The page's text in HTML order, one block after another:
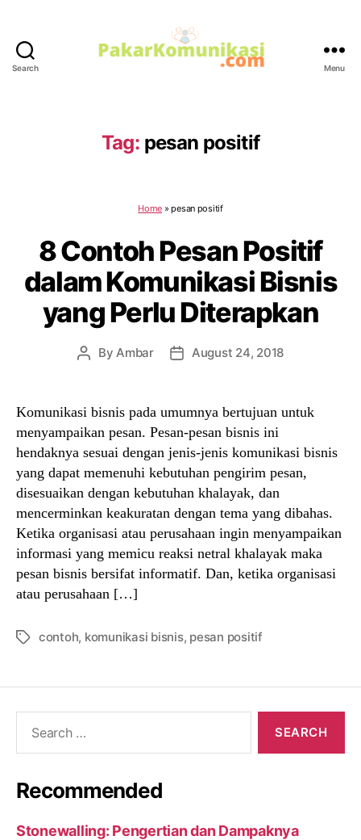
Search Menu
Tag: pesan positif
Home »pesan positif
8 Contoh Pesan Positif
dalam Komunikasi Bisnis
yang Perlu Diterapkan
PostByAmbar
PostAugust 24, 2018
Komunikasi bisnis pada umumnya bertujuan untuk
menyampaikan pesan. Pesan-pesan bisnis ini
hendaknya sesuai dengan jenis-jenis komunikasi bisnis
yang dapat memenuhi kebutuhan pengirim pesan,
disesuaikan dengan kebutuhan khalayak, dan
mencerminkan keakuratan dengan tema yang dibahas.
Ketika organisasi atau perusahaan ingin menyampaikan
informasi yang memicu reaksi netral khalayak maka
pesan bisnis bersifat informatif. Dan, ketika organisasi
atau perusahaan […]
Tagscontoh, komunikasi bisnis, pesan positif
Recommended
Stonewalling: Pengertian dan Dampaknya